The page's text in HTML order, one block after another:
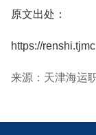
原文出处：
https://
来源：天津海运